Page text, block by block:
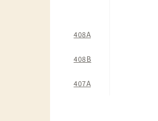
408A
408B
407A